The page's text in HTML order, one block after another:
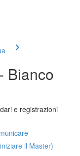
Bianco
e registrazioni
il Master)